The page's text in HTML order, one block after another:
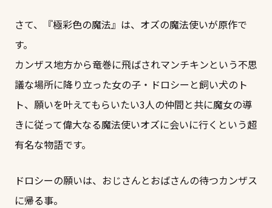
さて、『極彩色の魔法』は、オズの魔法使いが原作で
す。
カンザス地方から竜巻に飛ばされマンチキンという不思
議な場所に降り立った女の子・ドロシーと飼い犬のト
ト、願いを叶えてもらいたい3人の仲間と共に魔女の導
きに従って偉大なる魔法使いオズに会いに行くという超
有名な物語です。
ドロシーの願いは、おじさんとおばさんの待つカンザス
に帰る事。